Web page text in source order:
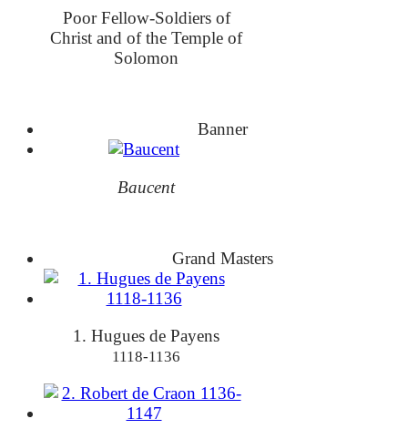
Poor Fellow-Soldiers of
Christ and of the Temple of
Solomon
Banner
Baucent
Grand Masters
1. Hugues de Payens
1118-1136